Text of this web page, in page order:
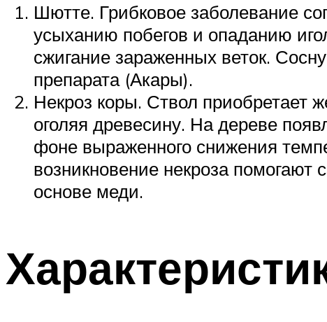
Шютте. Грибковое заболевание
усыханию побегов и опаданию
сжигание зараженных веток.
препарата (Акары).
Некроз коры. Ствол приобретает
оголяя древесину. На дереве
фоне выраженного снижения
возникновение некроза
основе меди.